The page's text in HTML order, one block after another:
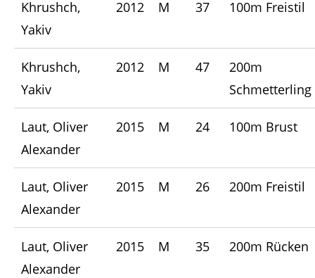
Khrushch,
Yakiv
2012 M 37 100m Freistil
Khrushch,
Yakiv
2012 M 47
200m
Schmetterling
Laut, Oliver
Alexander
2015 M 24 100m Brust
Laut, Oliver
Alexander
2015 M 26 200m Freistil
Laut, Oliver
Alexander
2015 M 35 200m Rücken